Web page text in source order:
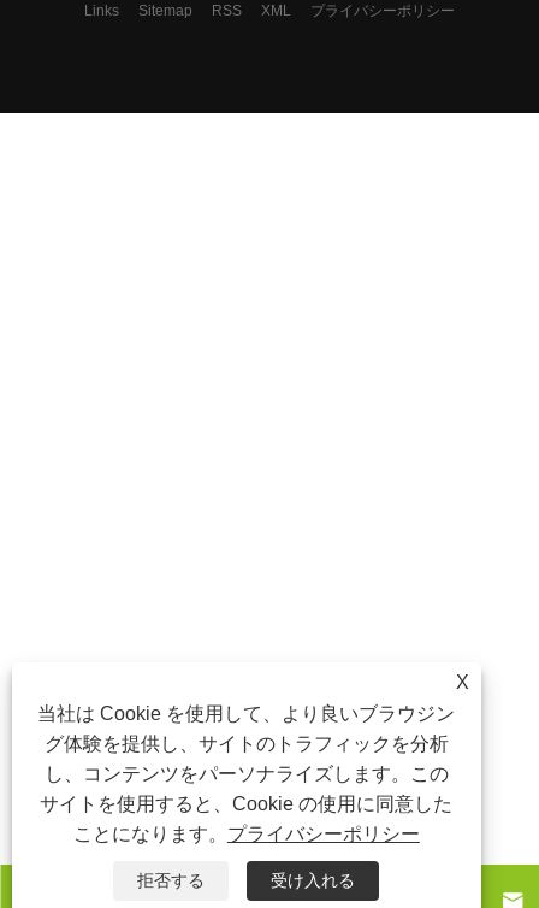
Links Sitemap RSS XML プライバシーポリシー
 
X
当社は Cookie を使用して、より良いブラウジン
グ体験を提供し、サイトのトラフィックを分析
し、コンテンツをパーソナライズします。この
サイトを使用すると、Cookie の使用に同意した
ことになります。 プライバシーポリシー
拒否する 受け入れる